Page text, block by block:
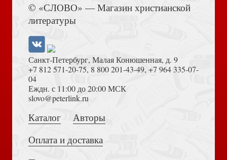
Молитвы за всякого усопшего (карманный формат 7Х10 см, Ст.
Петергоф, 2026)
Ст. Петергоф, 2026)
© «СЛОВО» — Магазин христианской
литературы
Санкт-Петербург, Малая Конюшенная, д. 9
+7 812 571-20-75, 8 800 201-43-49, +7 964 335-07-
04
Еждн. с 11:00 до 20:00 МСК
slovo@peterlink.ru
Каталог
Авторы
Оплата и доставка